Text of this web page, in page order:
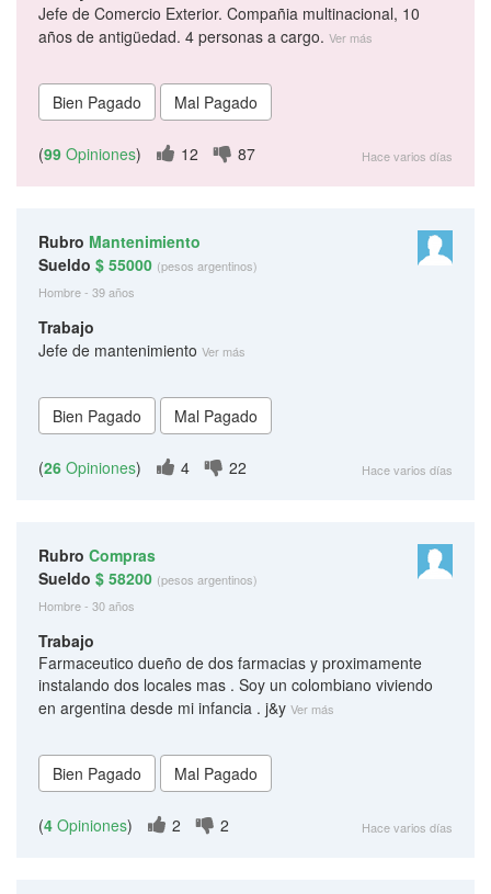
Jefe de Comercio Exterior. Compañia multinacional, 10
años de antigüedad. 4 personas a cargo. Ver más
(99 Opiniones) 12 87 Hace varios días
Rubro Mantenimiento
Sueldo $ 55000 (pesos argentinos)
Hombre - 39 años
Trabajo
Jefe de mantenimiento Ver más
(26 Opiniones) 4 22 Hace varios días
Rubro Compras
Sueldo $ 58200 (pesos argentinos)
Hombre - 30 años
Trabajo
Farmaceutico dueño de dos farmacias y proximamente
instalando dos locales mas . Soy un colombiano viviendo
en argentina desde mi infancia . j&y Ver más
(4 Opiniones) 2 2 Hace varios días